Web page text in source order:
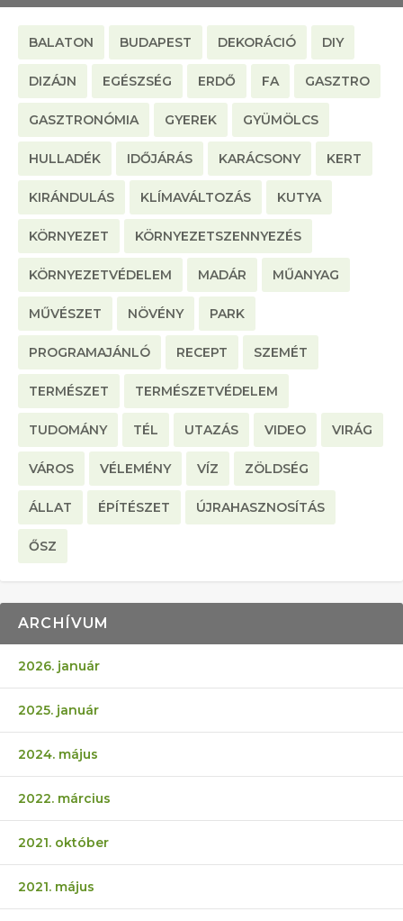
BALATON BUDAPEST DEKORÁCIÓ DIY
DIZÁJN EGÉSZSÉG ERDŐ FA GASZTRO
GASZTRONÓMIA GYEREK GYÜMÖLCS
HULLADÉK IDŐJÁRÁS KARÁCSONY KERT
KIRÁNDULÁS KLÍMAVÁLTOZÁS KUTYA
KÖRNYEZET KÖRNYEZETSZENNYEZÉS
KÖRNYEZETVÉDELEM MADÁR MŰANYAG
MŰVÉSZET NÖVÉNY PARK
PROGRAMAJÁNLÓ RECEPT SZEMÉT
TERMÉSZET TERMÉSZETVÉDELEM
TUDOMÁNY TÉL UTAZÁS VIDEO VIRÁG
VÁROS VÉLEMÉNY VÍZ ZÖLDSÉG
ÁLLAT ÉPÍTÉSZET ÚJRAHASZNOSÍTÁS
ŐSZ
ARCHÍVUM
2026. január
2025. január
2024. május
2022. március
2021. október
2021. május